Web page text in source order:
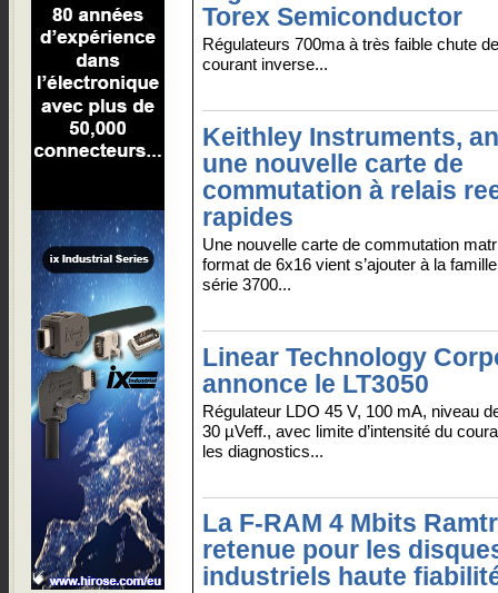
Torex Semiconductor
Régulateurs 700ma à très faible chute
courant inverse...
Keithley Instruments,
une nouvelle carte de
commutation à relais
rapides
Une nouvelle carte de commutation
format de 6x16 vient s’ajouter à la
série 3700...
Linear Technology
annonce le LT3050
Régulateur LDO 45 V, 100 mA, niveau
30 µVeff., avec limite d’intensité du
les diagnostics...
La F-RAM 4 Mbits
retenue pour les
industriels haute